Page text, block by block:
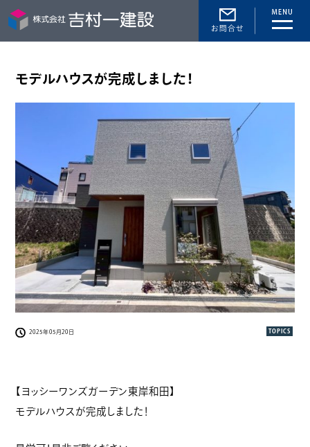
toggle
モデルハウスが完成しました！
2025年05月20日 TOPICS
【ヨッシーワンズガーデン東岸和田】
モデルハウスが完成しました！